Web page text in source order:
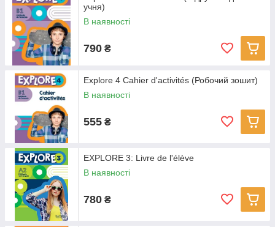
учня)
В наявності
790 ₴
Explore 4 Сahier d'activités (Робочий зошит)
В наявності
555 ₴
EXPLORE 3: Livre de l'élève
В наявності
780 ₴